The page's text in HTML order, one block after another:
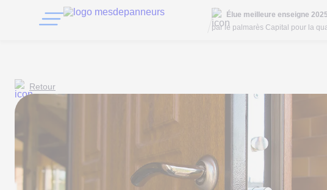
Élue meilleure enseigne
par le palmarès Capital pour la
Retour